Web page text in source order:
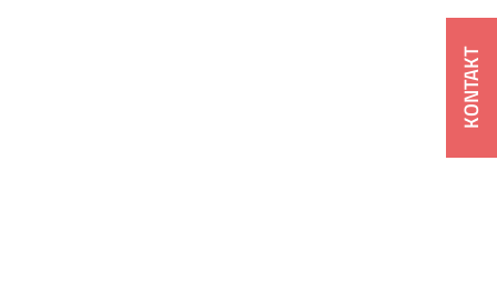
KONTAKT